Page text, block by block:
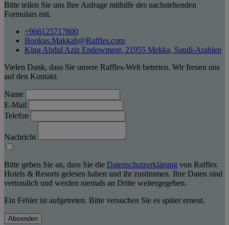
Bitte teilen Sie uns Ihre Anfrage mithilfe des nachstehenden
Formulars mit.
+966125717800
Bookus.Makkah@Raffles.com
King Abdul Aziz Endowment, 21955 Mekka, Saudi-Arabien
Vielen Dank, dass Sie unsere Raffles-Welt betreten. Wir freuen uns
auf den Kontakt.
Name
E-Mail
Telefon
Nachricht
Bitte geben Sie an, dass Sie die Datenschutzerklärung von Raffles
Hotels & Resorts gelesen haben und ihr zustimmen. Ihre Daten sind
vertraulich und werden niemals an Dritte weitergegeben.
Ein Fehler ist aufgetreten. Bitte versuchen Sie es später erneut.
Absenden